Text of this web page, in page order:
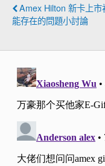
Amex Hilton 新卡上市
能存在的問題小討論